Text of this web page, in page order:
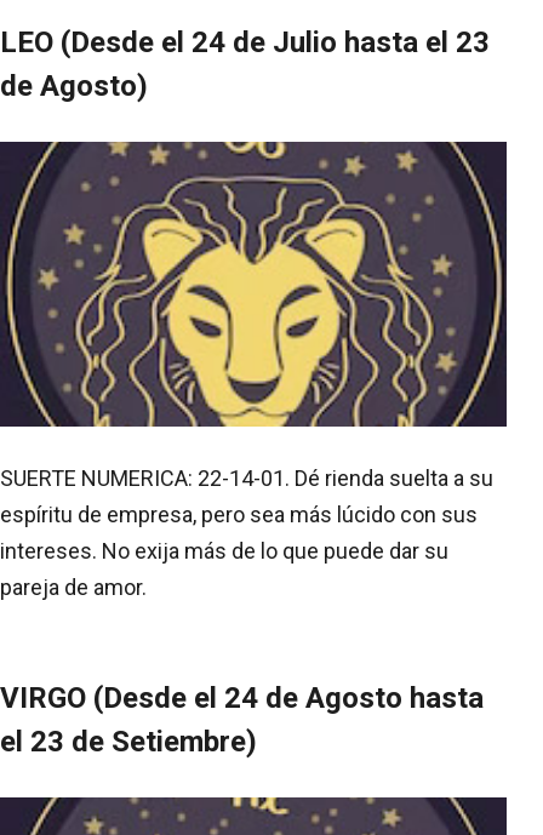
LEO (Desde el 24 de Julio hasta el 23
de Agosto)
SUERTE NUMERICA: 22-14-01. Dé rienda suelta a su
espíritu de empresa, pero sea más lúcido con sus
intereses. No exija más de lo que puede dar su
pareja de amor.
VIRGO (Desde el 24 de Agosto hasta
el 23 de Setiembre)